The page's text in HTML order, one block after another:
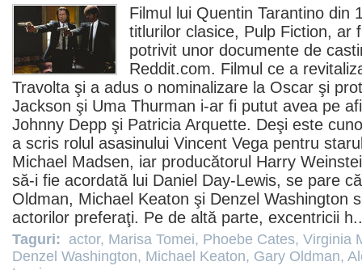
Filmul lui Quentin Tarantino din
titlurilor clasice, Pulp Fiction, ar
potrivit unor documente de
Reddit.com. Filmul ce a
Travolta şi a adus o nominalizare la Oscar şi
Jackson şi Uma Thurman i-ar fi putut avea pe
Johnny Depp şi Patricia Arquette. Deşi este
a scris rolul asasinului Vincent Vega pentru
Michael Madsen, iar producătorul Harry
să-i fie acordată lui Daniel Day-Lewis, se pare
Oldman, Michael Keaton şi Denzel Washington
actorilor preferaţi. Pe de altă parte, excentricii
Taguri: actor, Marisa Tomei, Phoebe Cates, Virginia
Denzel Washington, Michael Keaton, Gary Oldman,